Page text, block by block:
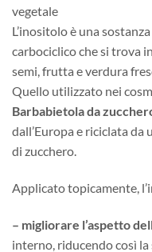
vegetale
L’inositolo è una
carbociclico che si trova
semi, frutta e verdura
Quello utilizzato nei
Barbabietola da
dall’Europa e riciclata
di zucchero.
Applicato topicamente,
– migliorare l’aspetto
interno, riducendo così la